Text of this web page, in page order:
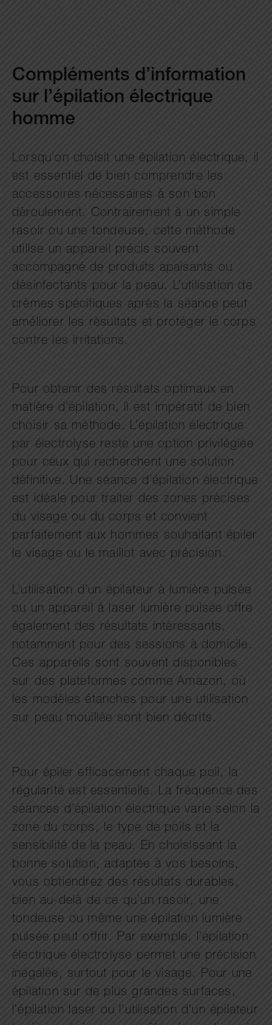
Compléments d’information
sur l’épilation électrique
homme
Lorsqu’on choisit une épilation électrique, il
est essentiel de bien comprendre les
accessoires nécessaires à son bon
déroulement. Contrairement à un simple
rasoir ou une tondeuse, cette méthode
utilise un appareil précis souvent
accompagné de produits apaisants ou
désinfectants pour la peau. L’utilisation de
crèmes spécifiques après la séance peut
améliorer les résultats et protéger le corps
contre les irritations.
Pour obtenir des résultats optimaux en
matière d’épilation, il est impératif de bien
choisir sa méthode. L’épilation électrique
par électrolyse reste une option privilégiée
pour ceux qui recherchent une solution
définitive. Une séance d’épilation électrique
est idéale pour traiter des zones précises
du visage ou du corps et convient
parfaitement aux hommes souhaitant épiler
le visage ou le maillot avec précision.
L’utilisation d’un épilateur à lumière pulsée
ou un appareil à laser lumière pulsée offre
également des résultats intéressants,
notamment pour des sessions à domicile.
Ces appareils sont souvent disponibles
sur des plateformes comme Amazon, où
les modèles étanches pour une utilisation
sur peau mouillée sont bien décrits.
Pour épiler efficacement chaque poil, la
régularité est essentielle. La fréquence des
séances d’épilation électrique varie selon la
zone du corps, le type de poils et la
sensibilité de la peau. En choisissant la
bonne solution, adaptée à vos besoins,
vous obtiendrez des résultats durables,
bien au-delà de ce qu’un rasoir, une
tondeuse ou même une épilation lumière
pulsée peut offrir. Par exemple, l’épilation
électrique électrolyse permet une précision
inégalée, surtout pour le visage. Pour une
épilation sur de plus grandes surfaces,
l’épilation laser ou l’utilisation d’un épilateur